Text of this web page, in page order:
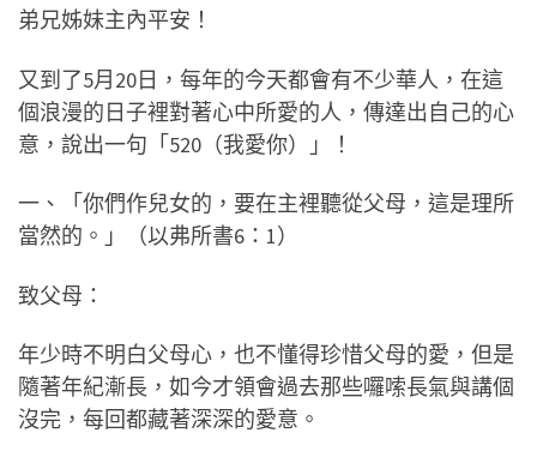
弟兄姊妹主內平安！
又到了5月20日，每年的今天都會有不少華人，在這
個浪漫的日子裡對著心中所愛的人，傳達出自己的心
意，說出一句「520（我愛你）」！
一、「你們作兒女的，要在主裡聽從父母，這是理所
當然的。」（以弗所書6：1）
致父母：
年少時不明白父母心，也不懂得珍惜父母的愛，但是
隨著年紀漸長，如今才領會過去那些囉嗦長氣與講個
沒完，每回都藏著深深的愛意。